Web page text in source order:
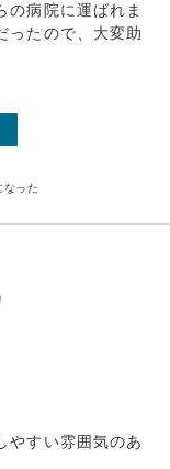
の病院に運ばれま
ったので、大変助
なった
やすい雰囲気のあ